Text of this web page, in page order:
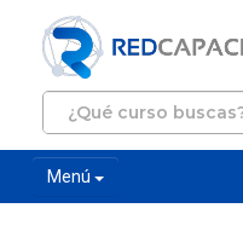
Menú